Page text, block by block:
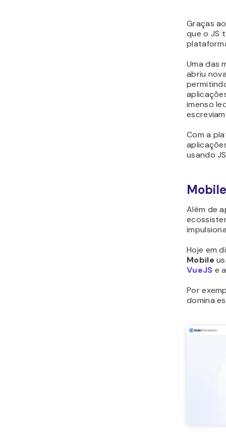
Graças
que o JS
Uma das
abriu
imenso
Com a
usando
Mobile
Além de
Hoje em
Mobile
VueJS e a
Por
domina